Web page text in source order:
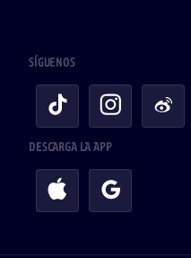
SÍGUENOS
DESCARGA LA APP